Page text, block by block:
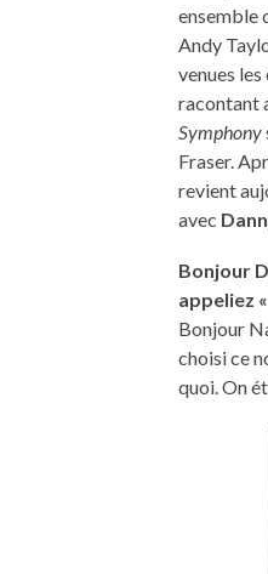
ensemble
Andy
venues
racontant
Symphony
Fraser.
revient
avec
Bonjour
appeliez
Bonjour
choisi ce
quoi. On